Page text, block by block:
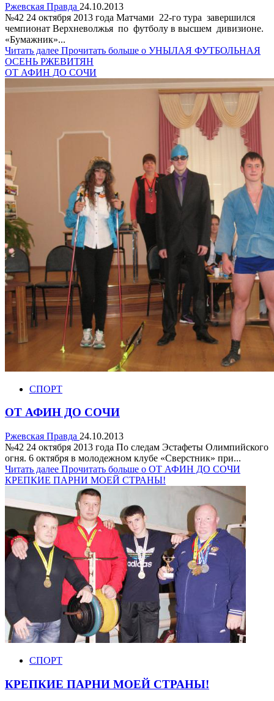
Ржевская Правда 24.10.2013
№42 24 октября 2013 года Матчами 22-го тура завершился
чемпионат Верхневолжья по футболу в высшем дивизионе.
«Бумажник»...
Читать далее Прочитать больше о УНЫЛАЯ ФУТБОЛЬНАЯ
ОСЕНЬ РЖЕВИТЯН
ОТ АФИН ДО СОЧИ
СПОРТ
ОТ АФИН ДО СОЧИ
Ржевская Правда 24.10.2013
№42 24 октября 2013 года По следам Эстафеты Олимпийского
огня. 6 октября в молодежном клубе «Сверстник» при...
Читать далее Прочитать больше о ОТ АФИН ДО СОЧИ
КРЕПКИЕ ПАРНИ МОЕЙ СТРАНЫ!
СПОРТ
КРЕПКИЕ ПАРНИ МОЕЙ СТРАНЫ!